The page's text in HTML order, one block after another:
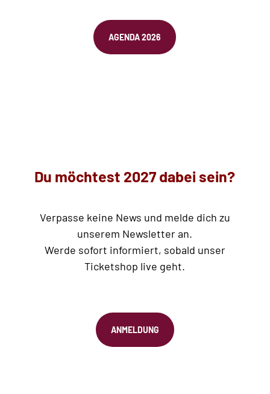
AGENDA 2026
Du möchtest 2027 dabei sein?
Verpasse keine News und melde dich zu
unserem Newsletter an.
Werde sofort informiert, sobald unser
Ticketshop live geht.
ANMELDUNG